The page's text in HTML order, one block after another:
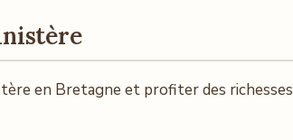
en Bretagne et profiter des richesses